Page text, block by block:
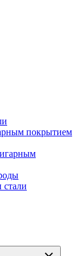
покрытием
стали